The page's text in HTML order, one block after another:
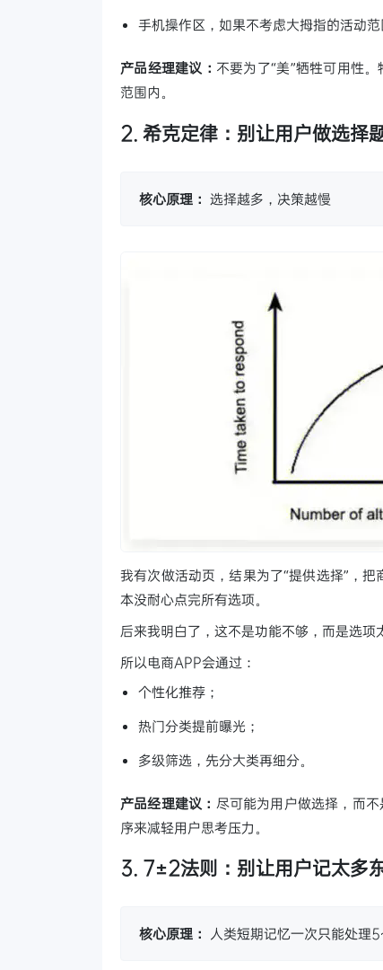
手机操作区，如果不考虑大拇指的活动范
产品经理建议： 不要为了“美”牺牲可用性
范围内。
2. 希克定律：别让用户做选择
核心原理： 选择越多，决策越慢
我有次做活动页，结果为了“提供选择”，
本没耐心点完所有选项。
后来我明白了，这不是功能不够，而是选项
所以电商APP会通过：
个性化推荐；
热门分类提前曝光；
多级筛选，先分大类再细分。
产品经理建议： 尽可能为用户做选择，而
序来减轻用户思考压力。
3. 7±2法则：别让用户记太多
核心原理： 人类短期记忆一次只能处理